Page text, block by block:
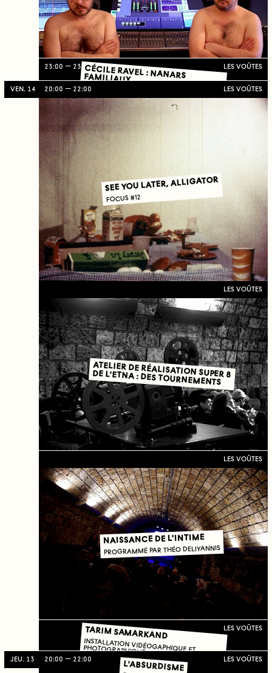
23:00 23:30 LES VOÛTES
CÉCILE RAVEL : NANARS FAMILIAUX
VEN. 14 20:00 22:00 LES VOÛTES
SEE YOU LATER, ALLIGATOR
FOCUS #12
LES VOÛTES
ATELIER DE RÉALISATION SUPER 8
DE L'ETNA : DES TOURNEMENTS
LES VOÛTES
NAISSANCE DE L'INTIME
PROGRAMMÉ PAR THÉO DELIYANNIS
LES VOÛTES
TARIM SAMARKAND
INSTALLATION VIDÉOGAPHIQUE ET
PHOTOGRAPHIQUE
JEU. 13 20:00 22:00 LES VOÛTES
L'ABSURDISME